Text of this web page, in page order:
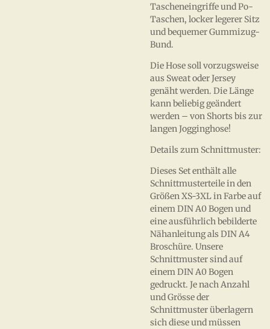
Tascheneingriffe und Po-
Taschen, locker legerer Sitz
und bequemer Gummizug-
Bund.
Die Hose soll vorzugsweise
aus Sweat oder Jersey
genäht werden. Die Länge
kann beliebig geändert
werden – von Shorts bis zur
langen Jogginghose!
Details zum Schnittmuster:
Dieses Set enthält alle
Schnittmusterteile in den
Größen XS-3XL in Farbe auf
einem DIN A0 Bogen und
eine ausführlich bebilderte
Nähanleitung als DIN A4
Broschüre. Unsere
Schnittmuster sind auf
einem DIN A0 Bogen
gedruckt. Je nach Anzahl
und Grösse der
Schnittmuster überlagern
sich diese und müssen